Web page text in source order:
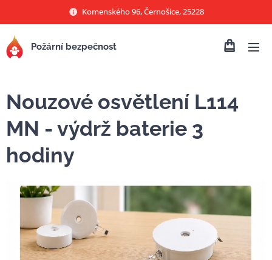
Komenského 96, Černošice, 25228
Požární bezpečnost
Nouzové osvětlení L114
MN - výdrž baterie 3
hodiny